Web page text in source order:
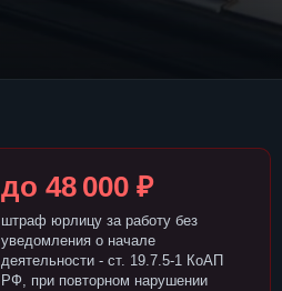
до 48 000 ₽
штраф юрлицу за работу без
уведомления о начале
деятельности - ст. 19.7.5-1 КоАП
РФ, при повторном нарушении